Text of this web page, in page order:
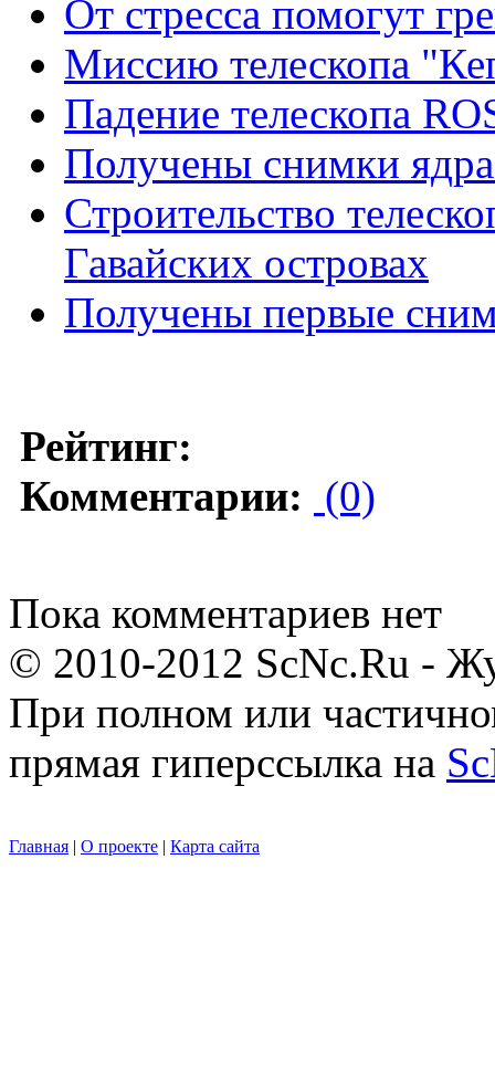
От стресса помогут
Миссию телескопа
Падение телескопа
Получены снимки
Строительство
Гавайских островах
Получены первые
Рейтинг:
Комментарии: (0)
Пока комментариев нет
© 2010-2012 ScNc.Ru -
При полном или
прямая гиперссылка на
Главная | О проекте | Карта сайта